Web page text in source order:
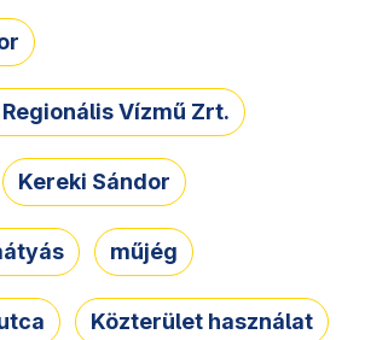
Vízmű Zrt.
Kereki Sándor
műjég
Közterület használat